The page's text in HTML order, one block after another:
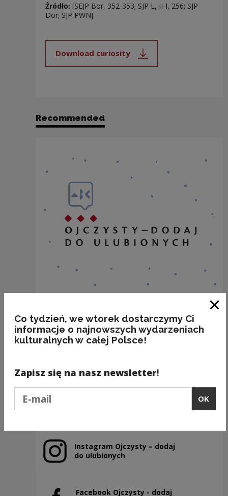
Źródło: [SEJP Bor, 352-353; SJP L, II-I, 256; SJP
Dor; SJP PWN]
Download curiosity
Note, the link will open in a new
Recommended
BAKALIE
Previous slide
Next slide
Instagram Ojczysty – dodaj
do ulubionych
Note, the link will open in a new window
Facebook Ojczysty - dodaj
Co tydzień, we wtorek dostarczymy Ci
informacje o najnowszych wydarzeniach
kulturalnych w całej Polsce!
Zapisz się na nasz newsletter!
OK